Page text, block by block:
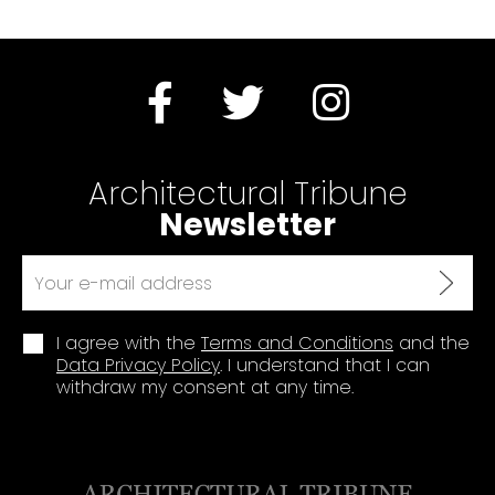
Architectural Tribune
Newsletter
I agree with the Terms and Conditions and the
Data Privacy Policy. I understand that I can
withdraw my consent at any time.